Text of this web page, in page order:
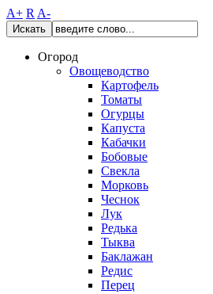
A+ R A-
Искать
Огород
Овощеводство
Картофель
Томаты
Огурцы
Капуста
Кабачки
Бобовые
Свекла
Морковь
Чеснок
Лук
Редька
Тыква
Баклажан
Редис
Перец